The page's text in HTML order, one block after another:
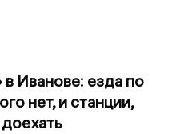
Иванове: езда по
нет, и станции,